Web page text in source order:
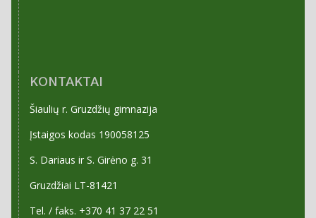
KONTAKTAI
Šiaulių r. Gruzdžių gimnazija
Įstaigos kodas 190058125
S. Dariaus ir S. Girėno g. 31
Gruzdžiai LT-81421
Tel. / faks. +370 41 37 22 51